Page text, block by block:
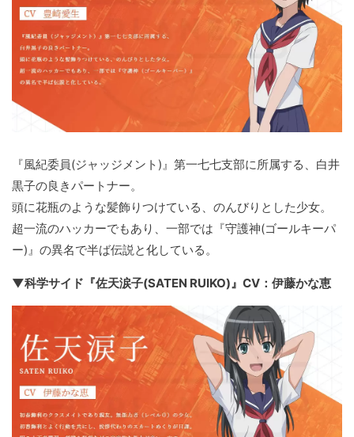
『風紀委員(ジャッジメント)』第一七七支部に所属する、白井
黒子の良きパートナー。
頭に花瓶のような髪飾りつけている、のんびりとした少女。
超一流のハッカーでもあり、一部では『守護神(ゴールキーパ
ー)』の異名で半ば伝説と化している。
▼科学サイド『佐天涙子(SATEN RUIKO)』CV：伊藤かな恵